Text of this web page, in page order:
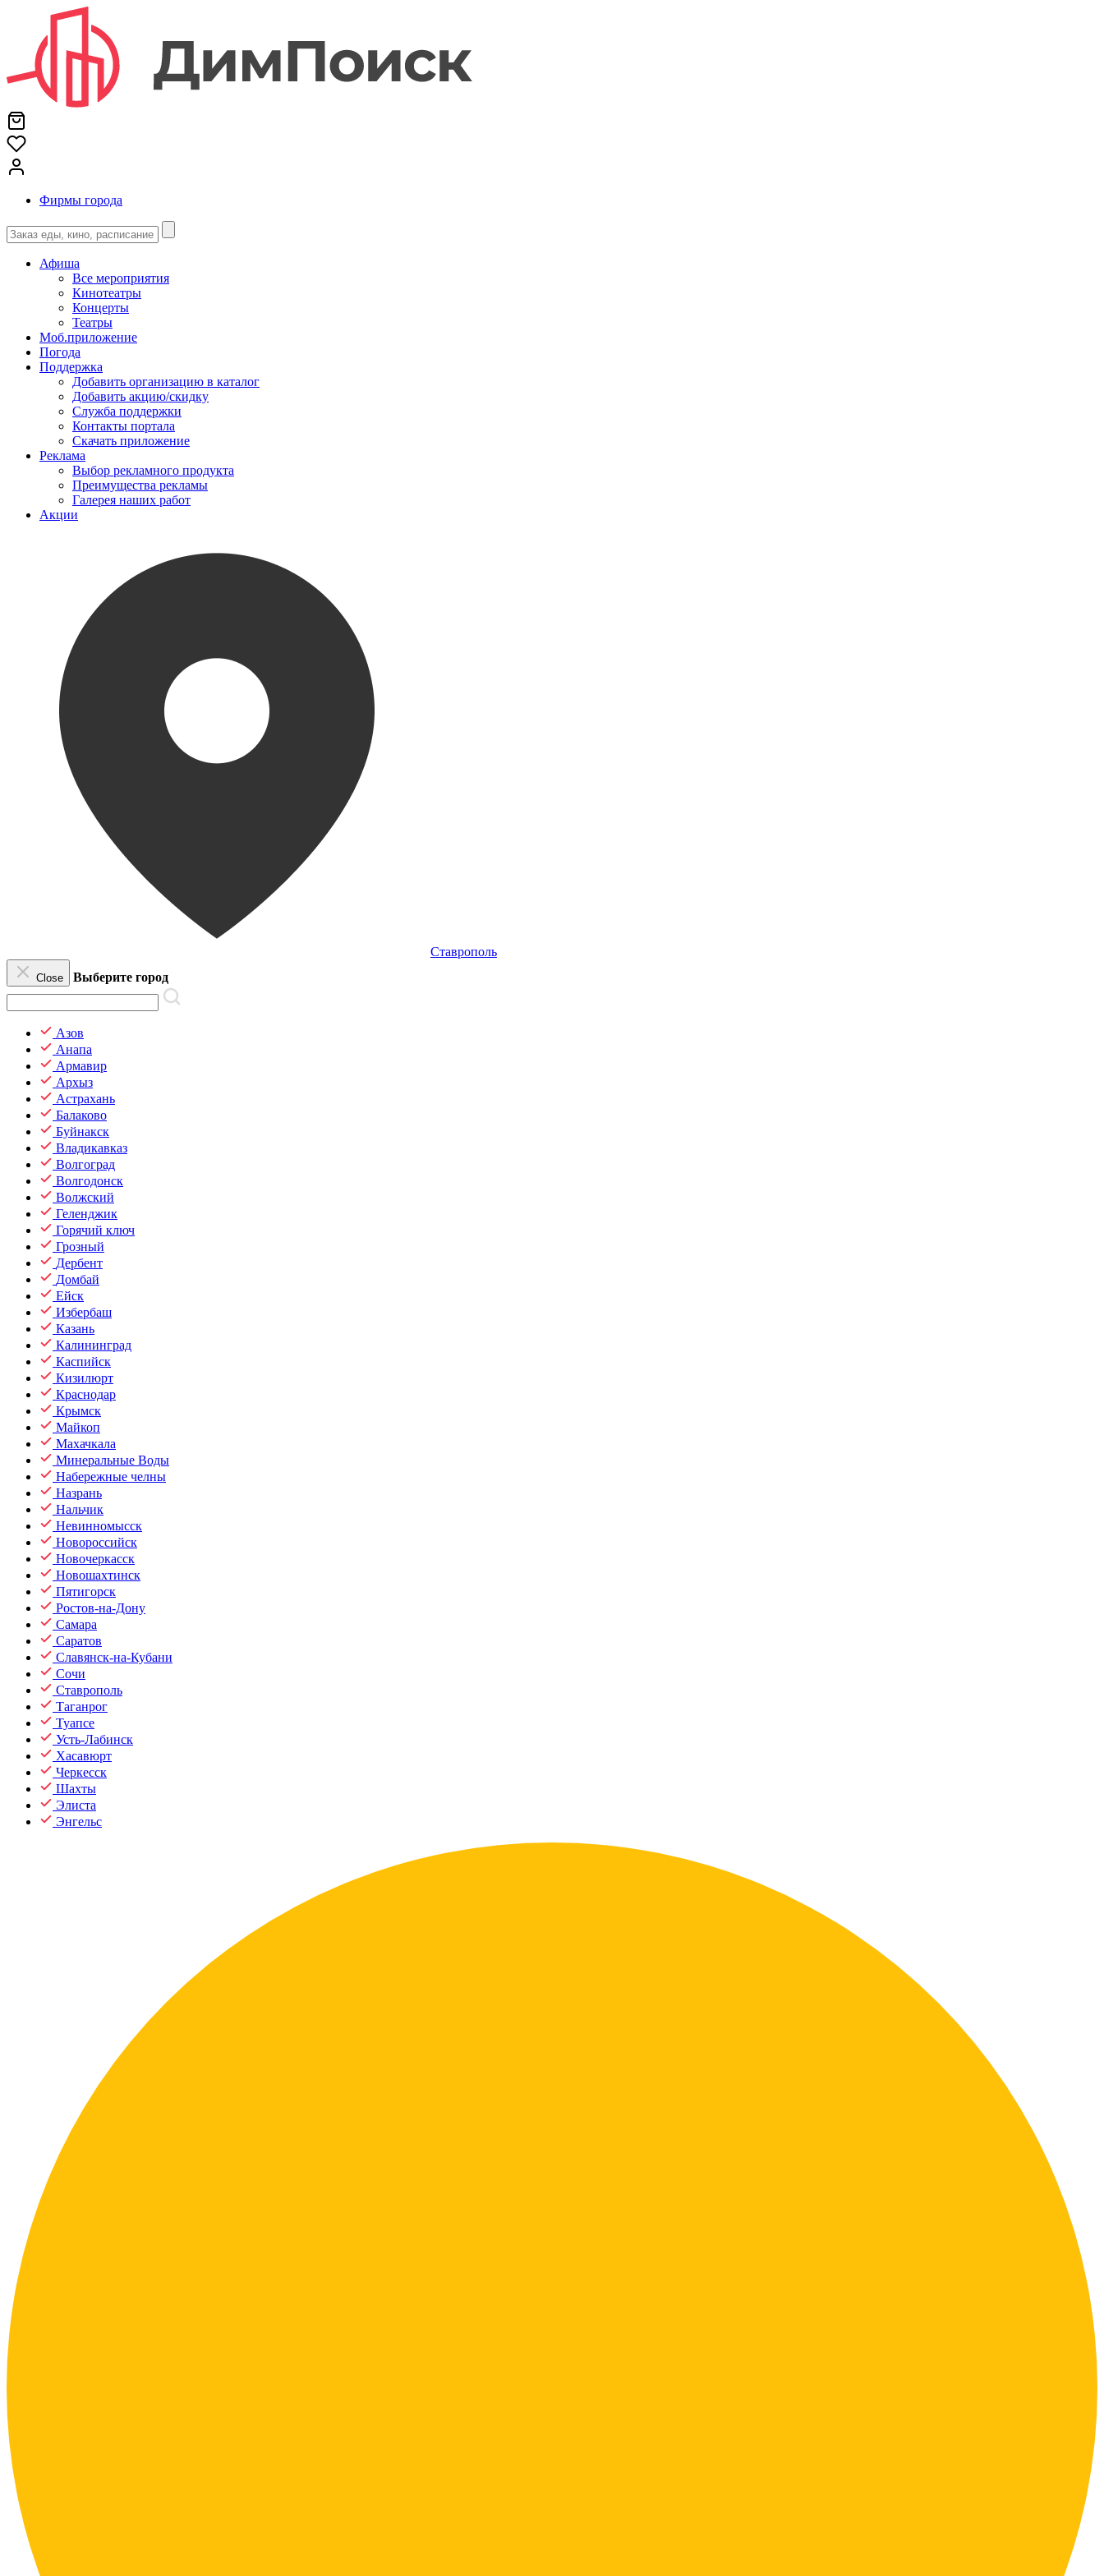
Фирмы города
Афиша
Все мероприятия
Кинотеатры
Концерты
Театры
Моб.приложение
Погода
Поддержка
Добавить организацию в каталог
Добавить акцию/скидку
Служба поддержки
Контакты портала
Скачать приложение
Реклама
Выбор рекламного продукта
Преимущества рекламы
Галерея наших работ
Акции
Ставрополь
Close Выберите город
Азов
Анапа
Армавир
Архыз
Астрахань
Балаково
Буйнакск
Владикавказ
Волгоград
Волгодонск
Волжский
Геленджик
Горячий ключ
Грозный
Дербент
Домбай
Ейск
Избербаш
Казань
Калининград
Каспийск
Кизилюрт
Краснодар
Крымск
Майкоп
Махачкала
Минеральные Воды
Набережные челны
Назрань
Нальчик
Невинномысск
Новороссийск
Новочеркасск
Новошахтинск
Пятигорск
Ростов-на-Дону
Самара
Саратов
Славянск-на-Кубани
Сочи
Ставрополь
Таганрог
Туапсе
Усть-Лабинск
Хасавюрт
Черкесск
Шахты
Элиста
Энгельс